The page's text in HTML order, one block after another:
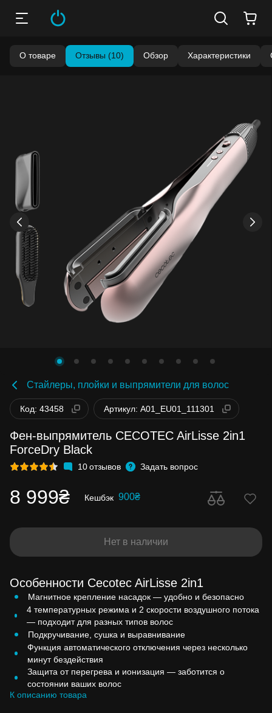
О товаре Отзывы (10) Обзор Характеристики
‹ ›
Стайлеры, плойки и выпрямители для волос
Код: 43458 Артикул: A01_EU01_111301
Фен-выпрямитель CECOTEC AirLisse 2in1
ForceDry Black
10отзывов Задать вопрос
8 999₴ Кешбэк 900₴
Накопленными бонусами можно оплатить до 99% стоимости
Нет в наличии
Особенности Cecotec AirLisse 2in1
Магнитное крепление насадок — удобно и безопасно
4 температурных режима и 2 скорости воздушного потока
— подходит для разных типов волос
Подкручивание, сушка и выравнивание
Функция автоматического отключения через несколько
минут бездействия
Защита от перегрева и ионизация — заботится о
состоянии ваших волос
К описанию товара